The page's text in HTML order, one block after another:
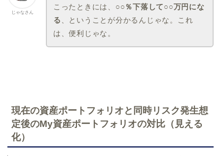
じゃなさん
こったときには、 ○○％下落して○○万円にな
る 、ということが分かるんじゃな。これ
は、便利じゃな。
現在の資産ポートフォリオと同時リスク発生想
定後のMy資産ポートフォリオの対比（見える
化）